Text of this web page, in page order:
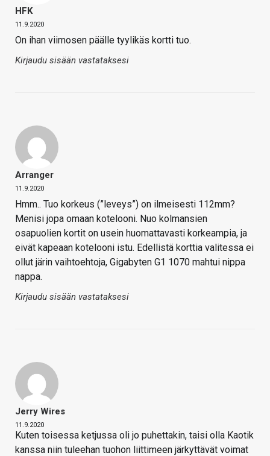
HFK
11.9.2020
On ihan viimosen päälle tyylikäs kortti tuo.
Kirjaudu sisään vastataksesi
Arranger
11.9.2020
Hmm.. Tuo korkeus (”leveys”) on ilmeisesti 112mm?
Menisi jopa omaan kotelooni. Nuo kolmansien
osapuolien kortit on usein huomattavasti korkeampia, ja
eivät kapeaan kotelooni istu. Edellistä korttia valitessa ei
ollut järin vaihtoehtoja, Gigabyten G1 1070 mahtui nippa
nappa.
Kirjaudu sisään vastataksesi
Jerry Wires
11.9.2020
Kuten toisessa ketjussa oli jo puhettakin, taisi olla Kaotik
kanssa niin tuleehan tuohon liittimeen järkyttävät voimat